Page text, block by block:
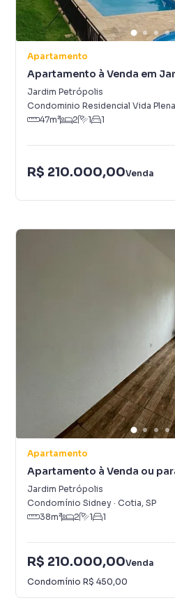
Apartamento
Apartamento à Venda em
Jardim Petrópolis
Condominio Residencial Vida
47m² 2 1 1
R$ 210.000,00Venda
Apartamento
Apartamento à Venda ou
Petrópolis
Jardim Petrópolis
Condomínio Sidney · Cotia, SP
38m² 2 1 1
R$ 210.000,00Venda
Condomínio R$ 450,00